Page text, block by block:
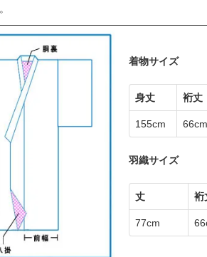
着物サイズ
身丈 裄丈
155cm 66cm
羽織サイズ
丈 裄
77cm